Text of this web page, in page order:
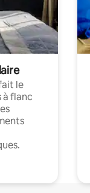
le
à flanc